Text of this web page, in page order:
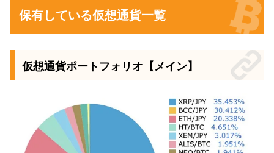
保有している仮想通貨一覧
仮想通貨ポートフォリオ【メイン】